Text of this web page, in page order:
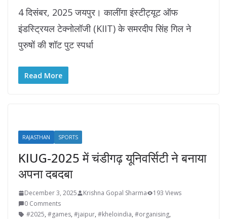
4 दिसंबर, 2025 जयपुर। कालींगा इंस्टीट्यूट ऑफ
इंडस्ट्रियल टेक्नोलॉजी (KIIT) के समरदीप सिंह गिल ने
पुरुषों की शॉट पुट स्पर्धा
Read More
RAJASTHAN SPORTS
KIUG-2025 में चंडीगढ़ यूनिवर्सिटी ने बनाया
अपना दबदबा
December 3, 2025 Krishna Gopal Sharma
193 Views
0 Comments
#2025, #games, #jaipur, #kheloindia, #organising,